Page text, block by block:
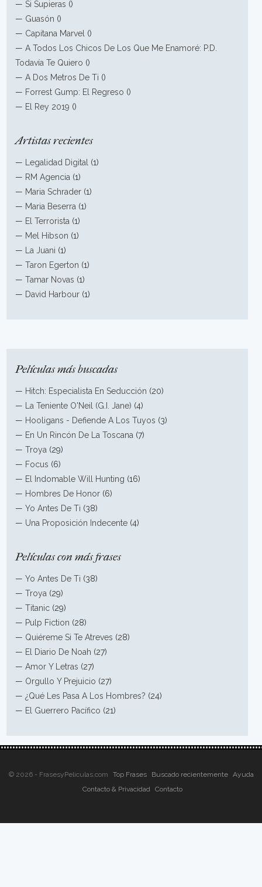
—Si Supieras ()
— Guasón ()
— Capitana Marvel ()
—A Todos Los Chicos De Los Que Me Enamoré: P.D.
Todavía Te Quiero ()
—A Dos Metros De Ti ()
— Forrest Gump: El Regreso ()
— El Rey 2019 ()
Artistas recientes
— Legalidad Digital
(1)
— RM Agencia (1)
— Maria Schrader (1)
— Maria Beserra (1)
— El Terrorista (1)
— Mel Hibson (1)
—
La Juani (1)
—Taron Egerton (1)
—Tamar Novas (1)
— David Harbour (1)
Películas más buscadas
— Hitch: Especialista En Seducción (20)
—
La Teniente O'Neil (G.I. Jane) (4)
— Hooligans - Defiende A Los Tuyos (3)
— En Un Rincón De La Toscana (7)
—Troya (29)
— Focus (6)
— El Indomable Will Hunting (16)
— Hombres De Honor (6)
—Yo Antes De Ti (38)
— Una Proposición Indecente (4)
Películas con más frases
—Yo Antes De Ti (38)
—Troya (29)
—Titanic (29)
— Pulp Fiction (28)
— Quiéreme Si Te Atreves (28)
— El Diario De Noah (27)
—Amor Y Letras (27)
— Orgullo Y Prejuicio (27)
—¿Qué Les Pasa A Los Hombres? (24)
— El Guerrero Pacífico (21)
© 2026 - FrasesyPeliculas.com Top Frases Buscado recientemente
Ayuda
Contacto & Privacidad
Contacto